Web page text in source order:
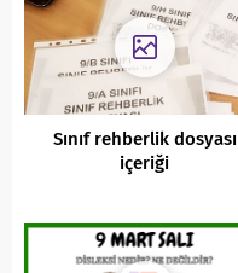
Sınıf rehberlik dosyası
içeriği